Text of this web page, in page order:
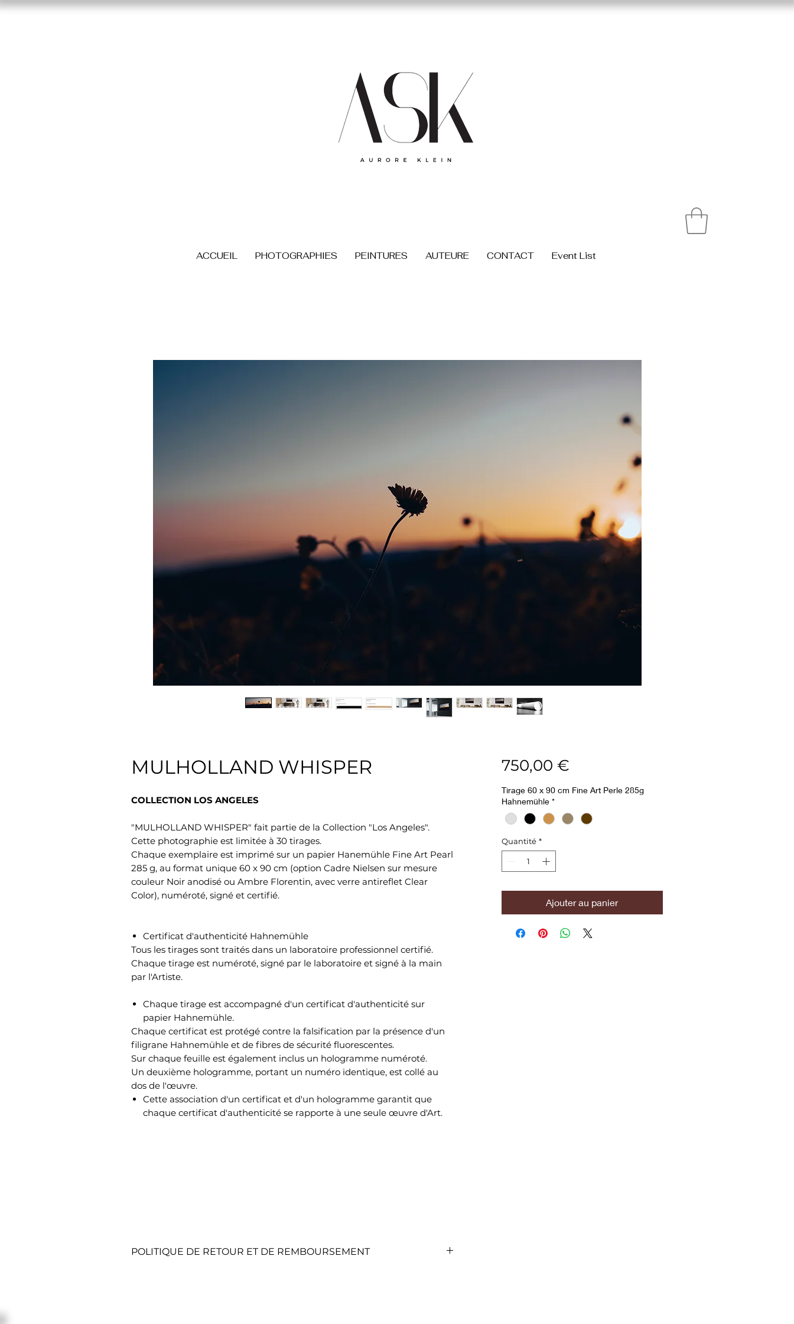
ACCUEIL PHOTOGRAPHIES PEINTURES AUTEURE CONTACT Event List
MULHOLLAND WHISPER
COLLECTION LOS ANGELES
"MULHOLLAND WHISPER" fait partie de la Collection "Los Angeles".
Cette photographie est limitée à 30 tirages.
Chaque exemplaire est imprimé sur un papier Hanemühle Fine Art Pearl
285 g, au format unique 60 x 90 cm (option Cadre Nielsen sur mesure
couleur Noir anodisé ou Ambre Florentin, avec verre antireflet Clear
Color), numéroté, signé et certifié.
Certificat d'authenticité Hahnemühle
Tous les tirages sont traités dans un laboratoire professionnel certifié.
Chaque tirage est numéroté, signé par le laboratoire et signé à la main
par l'Artiste.
Chaque tirage est accompagné d'un certificat d'authenticité sur
papier Hahnemühle.
Chaque certificat est protégé contre la falsification par la présence d'un
filigrane Hahnemühle et de fibres de sécurité fluorescentes.
Sur chaque feuille est également inclus un hologramme numéroté.
Un deuxième hologramme, portant un numéro identique, est collé au
dos de l'œuvre.
Cette association d'un certificat et d'un hologramme garantit que
chaque certificat d'authenticité se rapporte à une seule œuvre d'Art.
POLITIQUE DE RETOUR ET DE REMBOURSEMENT
750,00 €Prix
Tirage 60 x 90 cm Fine Art Perle 285g
Hahnemühle *
Quantité *
Ajouter au panier